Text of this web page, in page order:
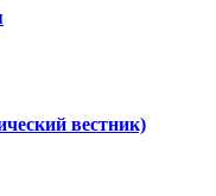
вестник)